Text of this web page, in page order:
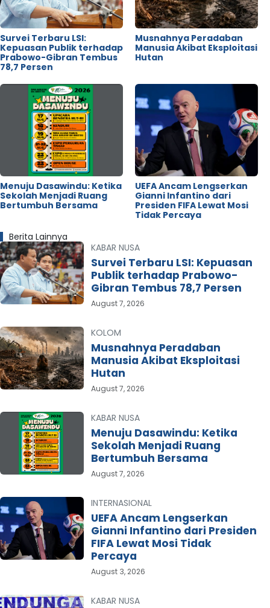
Survei Terbaru LSI:
Kepuasan Publik terhadap
Prabowo-Gibran Tembus
78,7 Persen
Musnahnya Peradaban
Manusia Akibat Eksploitasi
Hutan
Menuju Dasawindu: Ketika
Sekolah Menjadi Ruang
Bertumbuh Bersama
UEFA Ancam Lengserkan
Gianni Infantino dari
Presiden FIFA Lewat Mosi
Tidak Percaya
Berita Lainnya
KABAR NUSA
Survei Terbaru LSI: Kepuasan
Publik terhadap Prabowo-
Gibran Tembus 78,7 Persen
August 7, 2026
KOLOM
Musnahnya Peradaban
Manusia Akibat Eksploitasi
Hutan
August 7, 2026
KABAR NUSA
Menuju Dasawindu: Ketika
Sekolah Menjadi Ruang
Bertumbuh Bersama
August 7, 2026
INTERNASIONAL
UEFA Ancam Lengserkan
Gianni Infantino dari Presiden
FIFA Lewat Mosi Tidak
Percaya
August 3, 2026
KABAR NUSA